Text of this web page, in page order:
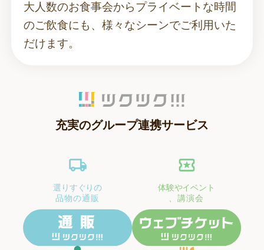
大人数のお食事会からプライベートな時間
のご飲食にも、様々なシーンでご利用いた
だけます。
充実のグループ連携サービス
選りすぐりの
品物の通販
体験やイベント
、講演会